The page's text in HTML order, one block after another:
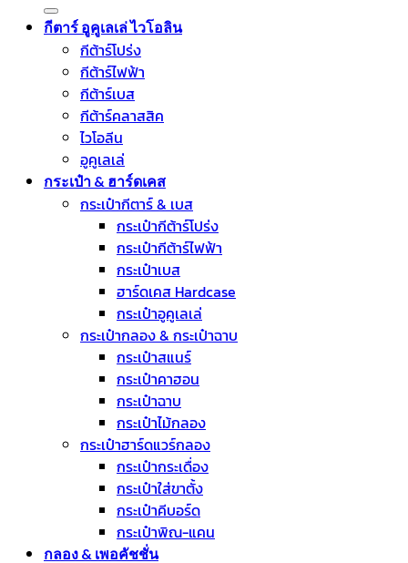
กีตาร์ อูคูเลเล่ ไวโอลิน
กีต้าร์โปร่ง
กีต้าร์ไฟฟ้า
กีต้าร์เบส
กีต้าร์คลาสสิค
ไวโอลีน
อูคูเลเล่
กระเป๋า & ฮาร์ดเคส
กระเป๋ากีตาร์ & เบส
กระเป๋ากีต้าร์โปร่ง
กระเป๋ากีต้าร์ไฟฟ้า
กระเป๋าเบส
ฮาร์ดเคส Hardcase
กระเป๋าอูคูเลเล่
กระเป๋ากลอง & กระเป๋าฉาบ
กระเป๋าสแนร์
กระเป๋าคาฮอน
กระเป๋าฉาบ
กระเป๋าไม้กลอง
กระเป๋าฮาร์ดแวร์กลอง
กระเป๋ากระเดื่อง
กระเป๋าใส่ขาตั้ง
กระเป๋าคีบอร์ด
กระเป๋าพิณ-แคน
กลอง & เพอคัชชั่น